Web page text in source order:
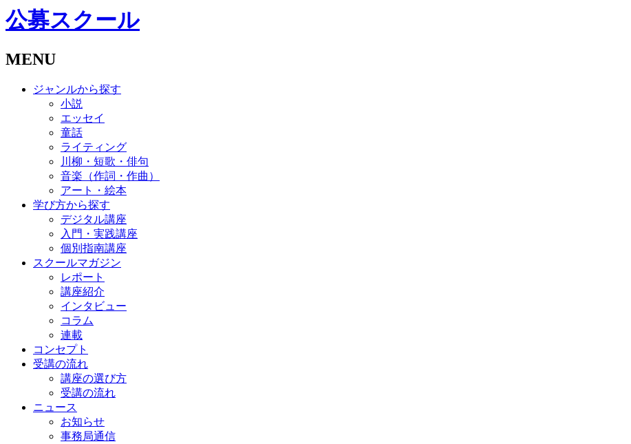
公募スクール
MENU
ジャンルから探す
小説
エッセイ
童話
ライティング
川柳・短歌・俳句
音楽（作詞・作曲）
アート・絵本
学び方から探す
デジタル講座
入門・実践講座
個別指南講座
スクールマガジン
レポート
講座紹介
インタビュー
コラム
連載
コンセプト
受講の流れ
講座の選び方
受講の流れ
ニュース
お知らせ
事務局通信